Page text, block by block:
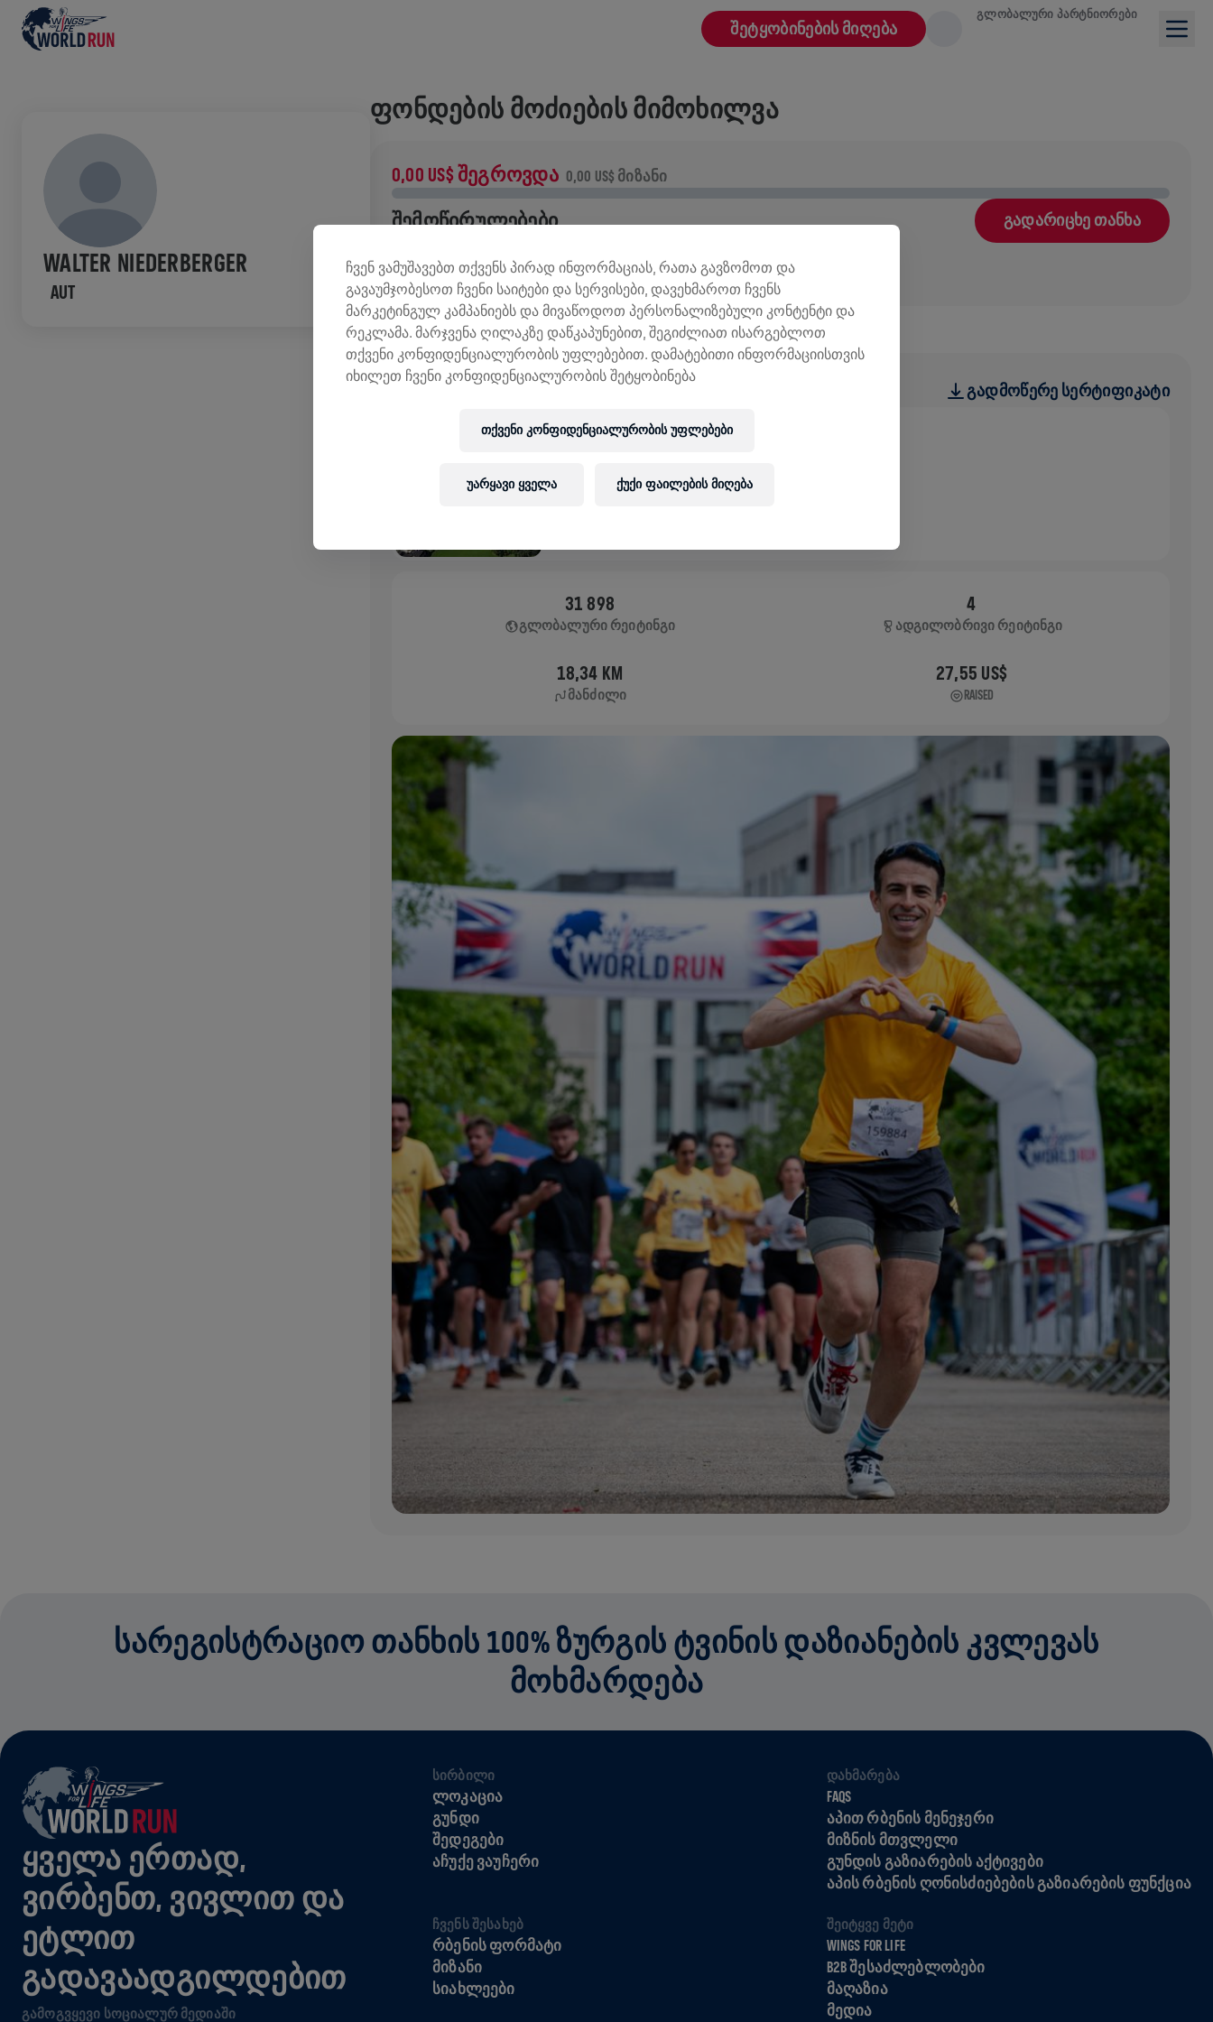
ᲨᲔᲢᲧᲝᲑᲘᲜᲔᲑᲘᲡ ᲛᲘᲦᲔᲑᲐ
ᲒᲚᲝᲑᲐᲚᲣᲠᲘ ᲞᲐᲠᲢᲜᲘᲝᲠᲔᲑᲘ
WALTER NIEDERBERGER
AUT
ᲤᲝᲜᲓᲔᲑᲘᲡ ᲛᲝᲫᲘᲔᲑᲘᲡ ᲛᲘᲛᲝᲮᲘᲚᲕᲐ
0,00 US$ ᲨᲔᲒᲠᲝᲕᲓᲐ 0,00 US$ ᲛᲘᲖᲐᲜᲘ
ᲨᲔᲛᲝᲬᲘᲠᲣᲚᲔᲑᲔᲑᲘ ᲒᲐᲓᲐᲠᲘᲪᲮᲔ ᲗᲐᲜᲮᲐ
კვლევებს.
ᲘᲡᲢᲝᲠᲘᲐ
WINGS FOR LIFE WORLD RUN 2025 ᲒᲐᲓᲛᲝᲬᲔᲠᲔ ᲡᲔᲠᲢᲘᲤᲘᲙᲐᲢᲘ
May 04, 2025
31 898
ᲒᲚᲝᲑᲐᲚᲣᲠᲘ ᲠᲔᲘᲢᲘᲜᲒᲘ
4
ᲐᲓᲒᲘᲚᲝᲑᲠᲘᲕᲘ ᲠᲔᲘᲢᲘᲜᲒᲘ
18,34 KM
ᲛᲐᲜᲫᲘᲚᲘ
27,55 US$
RAISED
ᲡᲐᲠᲔᲒᲘᲡᲢᲠᲐᲪᲘᲝ ᲗᲐᲜᲮᲘᲡ 100% ᲖᲣᲠᲒᲘᲡ ᲢᲕᲘᲜᲘᲡ ᲓᲐᲖᲘᲐᲜᲔᲑᲘᲡ ᲙᲕᲚᲔᲕᲐᲡ
ᲛᲝᲮᲛᲐᲠᲓᲔᲑᲐ
ᲧᲕᲔᲚᲐ ᲔᲠᲗᲐᲓ,
ᲕᲘᲠᲑᲔᲜᲗ, ᲕᲘᲕᲚᲘᲗ ᲓᲐ
ᲔᲢᲚᲘᲗ
ᲒᲐᲓᲐᲕᲐᲐᲓᲒᲘᲚᲓᲔᲑᲘᲗ
ᲒᲐᲛᲝᲒᲕᲧᲔᲕᲘ ᲡᲝᲪᲘᲐᲚᲣᲠ ᲛᲔᲓᲘᲐᲨᲘ
ᲡᲘᲠᲑᲘᲚᲘ
ᲚᲝᲙᲐᲪᲘᲐ
ᲒᲣᲜᲓᲘ
ᲨᲔᲓᲔᲒᲔᲑᲘ
ᲐᲩᲣᲥᲔ ᲕᲐᲣᲩᲔᲠᲘ
ᲓᲐᲮᲛᲐᲠᲔᲑᲐ
FAQS
ᲐᲞᲘᲗ ᲠᲑᲔᲜᲘᲡ ᲛᲔᲜᲔᲯᲔᲠᲘ
ᲛᲘᲖᲜᲘᲡ ᲛᲗᲕᲚᲔᲚᲘ
ᲒᲣᲜᲓᲘᲡ ᲒᲐᲖᲘᲐᲠᲔᲑᲘᲡ ᲐᲥᲢᲘᲕᲔᲑᲘ
ᲐᲞᲘᲡ ᲠᲑᲔᲜᲘᲡ ᲦᲝᲜᲘᲡᲫᲘᲔᲑᲔᲑᲘᲡ ᲒᲐᲖᲘᲐᲠᲔᲑᲘᲡ ᲤᲣᲜᲥᲪᲘᲐ
ᲩᲕᲔᲜᲡ ᲨᲔᲡᲐᲮᲔᲑ
ᲠᲑᲔᲜᲘᲡ ᲤᲝᲠᲛᲐᲢᲘ
ᲛᲘᲖᲐᲜᲘ
ᲡᲘᲐᲮᲚᲔᲔᲑᲘ
ᲨᲔᲘᲢᲧᲕᲔ ᲛᲔᲢᲘ
WINGS FOR LIFE
B2B ᲨᲔᲡᲐᲫᲚᲔᲑᲚᲝᲑᲔᲑᲘ
ᲛᲐᲦᲐᲖᲘᲐ
ᲛᲔᲓᲘᲐ
ჩვენ ვამუშავებთ თქვენს პირად ინფორმაციას, რათა გავზომოთ და
გავაუმჯობესოთ ჩვენი საიტები და სერვისები, დავეხმაროთ ჩვენს
მარკეტინგულ კამპანიებს და მივაწოდოთ პერსონალიზებული კონტენტი და
რეკლამა. მარჯვენა ღილაკზე დაწკაპუნებით, შეგიძლიათ ისარგებლოთ
თქვენი კონფიდენციალურობის უფლებებით. დამატებითი ინფორმაციისთვის
იხილეთ ჩვენი კონფიდენციალურობის შეტყობინება
თქვენი კონფიდენციალურობის უფლებები
უარყავი ყველა ქუქი ფაილების მიღება